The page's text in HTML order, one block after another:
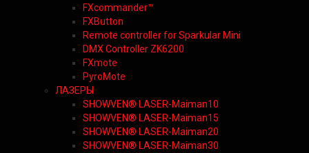
FXcommander™
FXButton
Remote controller for Sparkular Mini
DMX Controller ZK6200
FXmote
PyroMote
ЛАЗЕРЫ
SHOWVEN® LASER-Maiman10
SHOWVEN® LASER-Maiman15
SHOWVEN® LASER-Maiman20
SHOWVEN® LASER-Maiman30